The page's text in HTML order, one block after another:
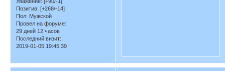
Позитив: [+268/-14]
Пол: Мужской
Провел на форуме:
29 дней 12 часов
Последний визит:
2019-01-05 19:45:39